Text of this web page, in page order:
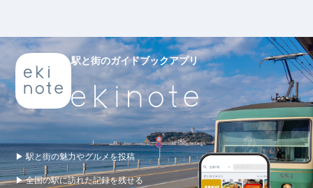
駅と街のガイドブックアプリ
▶ 駅と街の魅力やグルメを投稿
▶ 全国の駅に訪れた記録を残せる